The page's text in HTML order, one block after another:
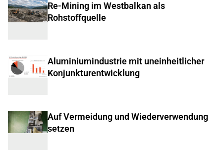
Re-Mining im Westbalkan als
Rohstoffquelle
Aluminiumindustrie mit uneinheitlicher
Konjunkturentwicklung
Auf Vermeidung und Wiederverwendung
setzen